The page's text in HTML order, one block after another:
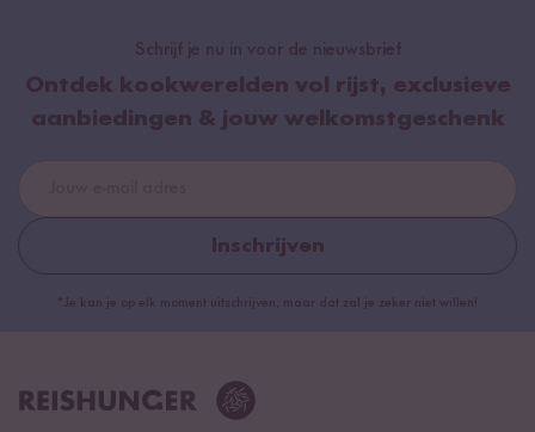
Schrijf je nu in voor de nieuwsbrief
Ontdek kookwerelden vol rijst, exclusieve
aanbiedingen & jouw welkomstgeschenk
Inschrijven
*Je kan je op elk moment uitschrijven, maar dat zal je zeker niet willen!